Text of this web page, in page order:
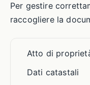
Per gestire
raccogliere la
Atto di
Dati catastali